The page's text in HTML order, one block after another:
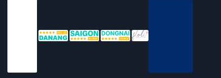
topAZ Review vinh dự được người dùng bình chọn là nền tảng có
trải nghiệm tốt & chất lượng